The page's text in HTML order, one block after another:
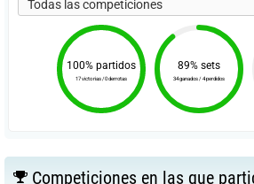
100% partidos
17 victorias / 0 derrotas
89% sets
34 ganados / 4 perdidos
Competiciones en las que